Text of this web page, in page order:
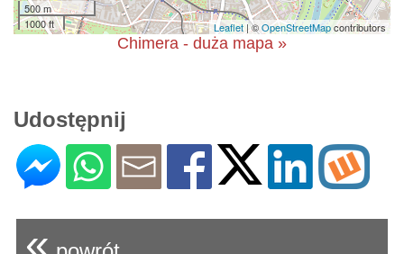
500 m
1000 ft
Leaflet| ©OpenStreetMapcontributors
Chimera - duża mapa »
Udostępnij
«